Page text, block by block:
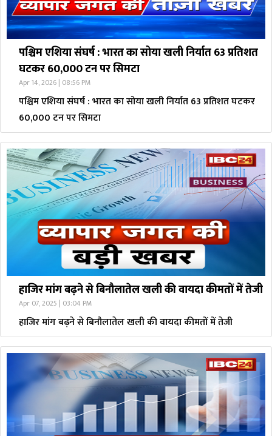
पश्चिम एशिया संघर्ष : भारत का सोया खली निर्यात 63 प्रतिशत
घटकर 60,000 टन पर सिमटा
Apr 14, 2026 | 08:56 PM
पश्चिम एशिया संघर्ष : भारत का सोया खली निर्यात 63 प्रतिशत घटकर
60,000 टन पर सिमटा
हाजिर मांग बढ़ने से बिनौलातेल खली की वायदा कीमतों में तेजी
Apr 07, 2025 | 03:04 PM
हाजिर मांग बढ़ने से बिनौलातेल खली की वायदा कीमतों में तेजी